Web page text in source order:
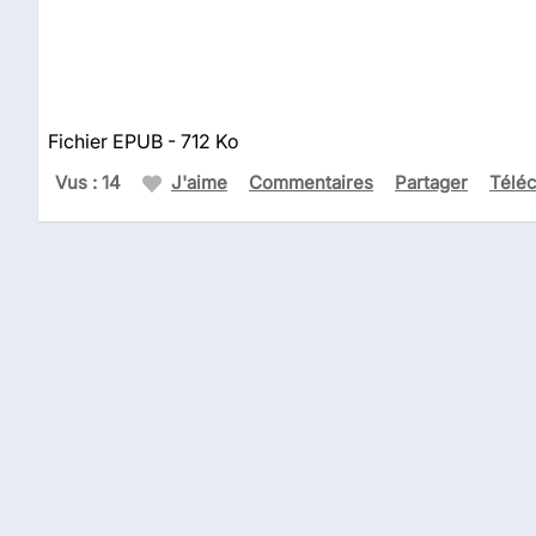
Fichier EPUB - 712 Ko
Vus : 14 J'aime Commentaires Partager